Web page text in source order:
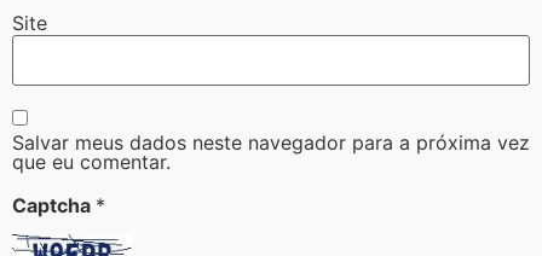
Site
Salvar meus dados neste navegador para a próxima vez
que eu comentar.
Captcha *